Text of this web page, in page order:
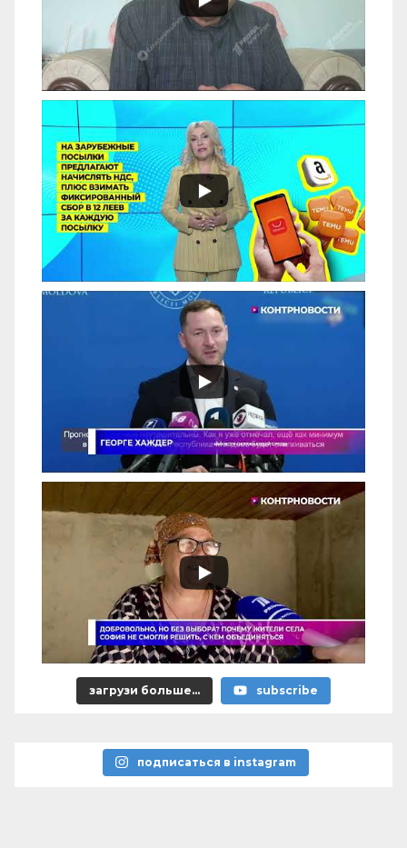
загрузи больше... subscribe
подписаться в instagram